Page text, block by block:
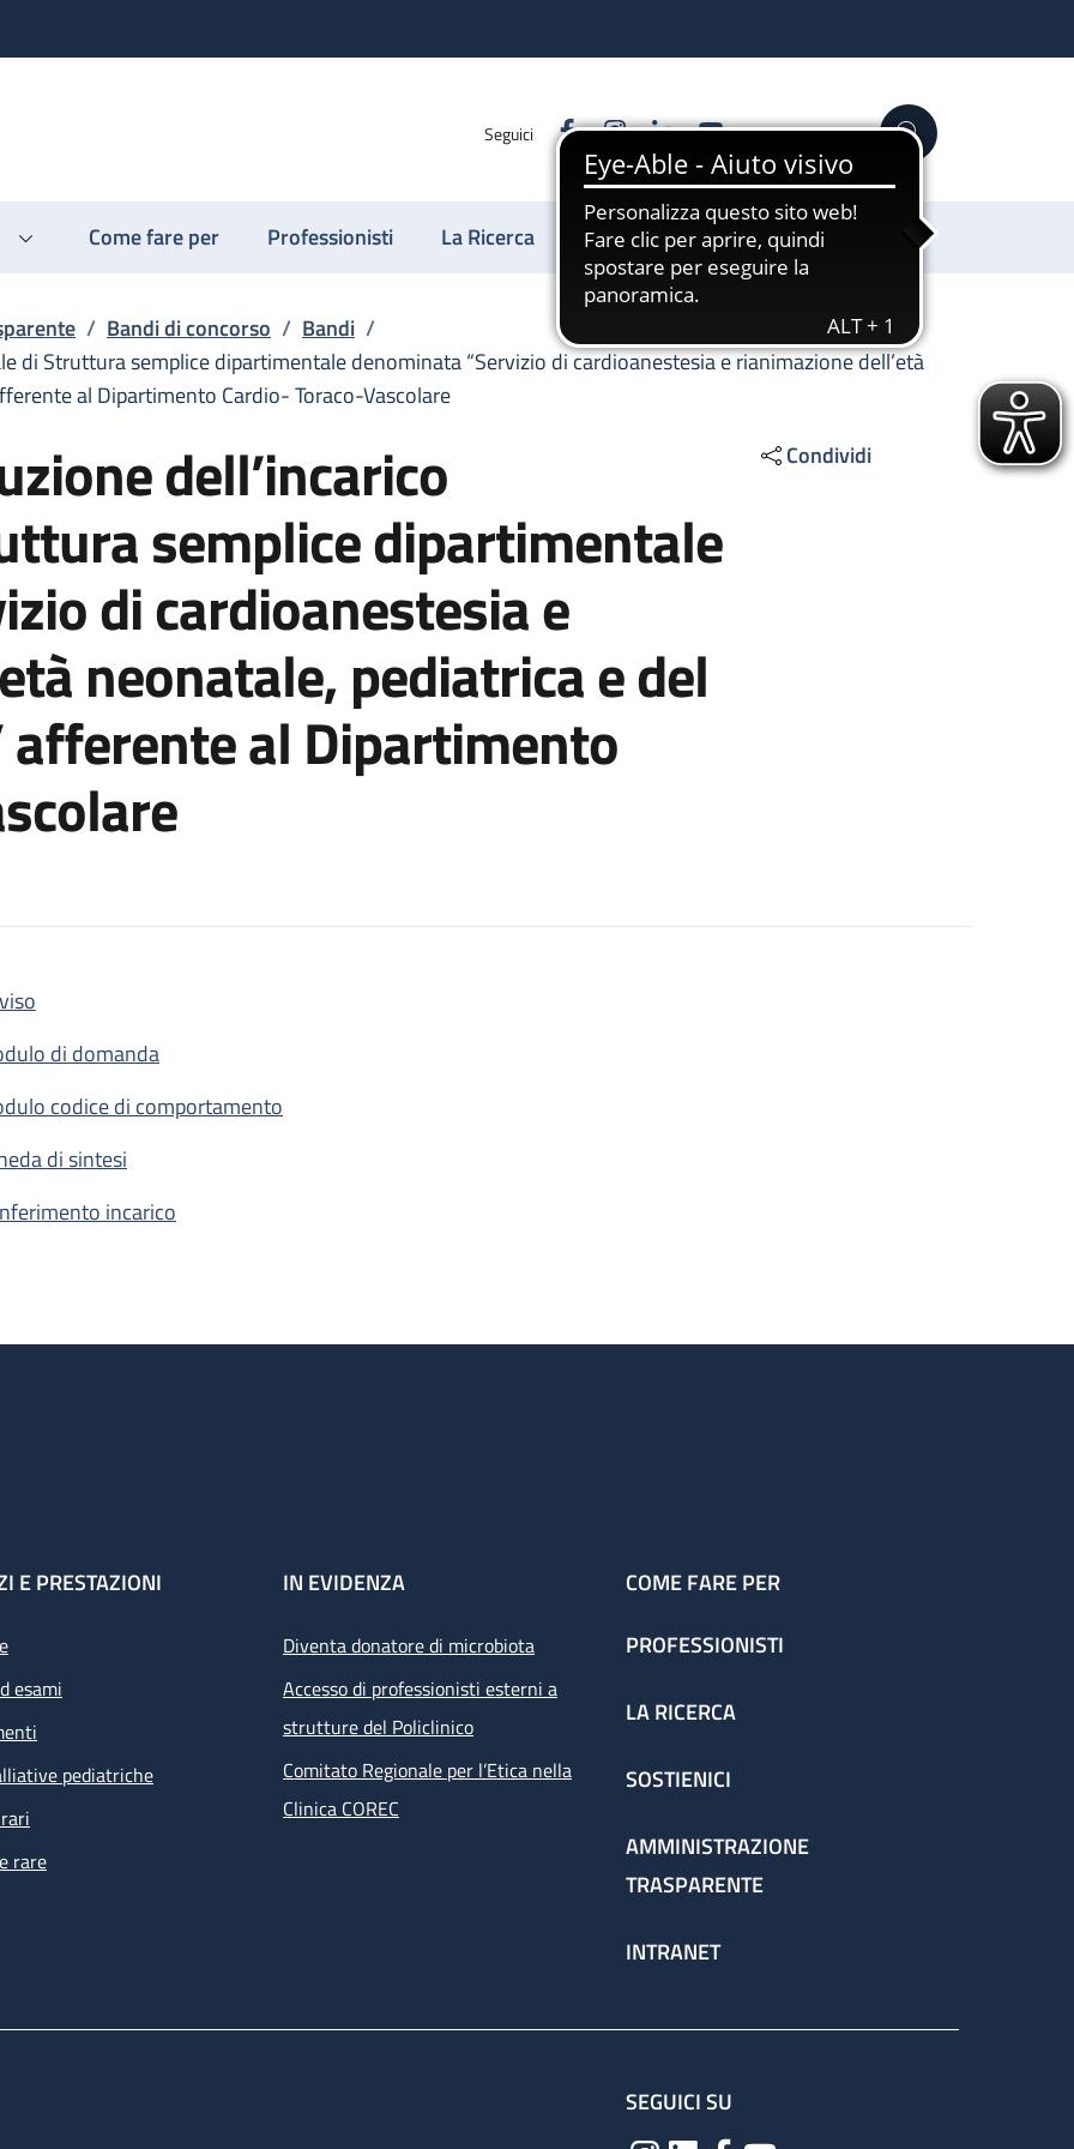
Seguici FacebookInstagram
LinkedinYouTube Cerca
Come fare per Professionisti La Ricerca Sostienici
/ Bandi di concorso / Bandi /
di Struttura semplice dipartimentale denominata “Servizio di cardioanestesia e rianimazione dell’età
al Dipartimento Cardio- Toraco-Vascolare
dell’incarico
semplice dipartimentale
di cardioanestesia e
neonatale, pediatrica e del
al Dipartimento
Condividi
dirigenziale di Struttura semplice dipartimentale denominata “Servizio di cardioanestesia e rianimazione dell’età
di domanda
codice di comportamento
di sintesi
incarico
E PRESTAZIONI
esami
pediatriche
rare
IN EVIDENZA
Diventa donatore di microbiota
Accesso di professionisti esterni a
strutture del Policlinico
Comitato Regionale per l’Etica nella
Clinica COREC
COME FARE PER
PROFESSIONISTI
LA RICERCA
SOSTIENICI
AMMINISTRAZIONE
TRASPARENTE
INTRANET
SEGUICI SU